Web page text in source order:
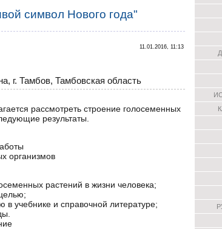
символ Нового года"
11.01.2016, 11:13
Тамбов, Тамбовская область
рассмотреть строение голосеменных
результаты.
организмов
растений в жизни человека;
учебнике и справочной литературе;